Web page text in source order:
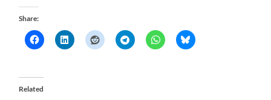
Share:
Related